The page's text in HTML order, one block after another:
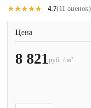
★★★★★
★★★★★ 4.7(11 оценок)
Цена
8 821руб. / м²